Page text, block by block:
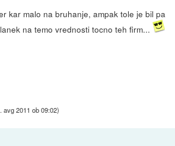
kar malo na bruhanje, ampak tole je bil pa
na temo vrednosti tocno teh firm...
avg 2011 ob 09:02)